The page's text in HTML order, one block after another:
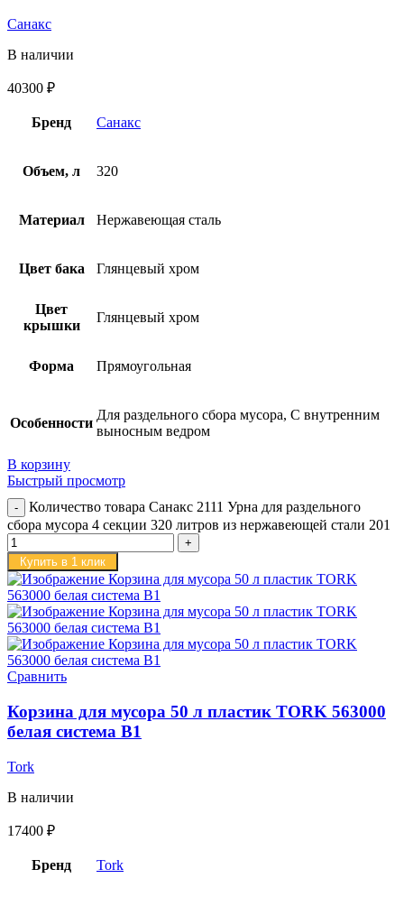
Санакс
В наличии
40300 ₽
Бренд Санакс
Объем, л 320
Материал Нержавеющая сталь
Цвет бака Глянцевый хром
Цвет
крышки
Глянцевый хром
Форма Прямоугольная
Особенности
Для раздельного сбора мусора, С внутренним
выносным ведром
В корзину
Быстрый просмотр
Количество товара Санакс 2111 Урна для раздельного
сбора мусора 4 секции 320 литров из нержавеющей стали 201
Купить в 1 клик
Сравнить
Корзина для мусора 50 л пластик TORK 563000
белая система B1
Tork
В наличии
17400 ₽
Бренд Tork